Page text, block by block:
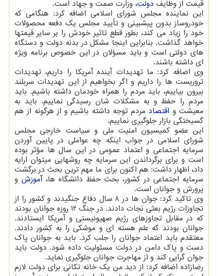
قیمت از وظایف دولت، وزارت صمت و جهاد است.
این نماینده مجلس شورای اسلامی اضافه کرد: هنگامی که
خودروساز بدون پیشبینی و تأیید مجلس یک دفعه محصولات
خود را زیاد می کند، بطور قطع تاثیر خودش را بر سایر قیمتها
خواهد گذاشت. بنابراین اینجا مشکل در بدنه دولت و دستگاه
های دولتی است و باید مسؤلان در این خصوص برنامه ویژه
ای داشته باشند.
وی اضافه کرد: ما تهدیدات آینده آمریکا را داریم، تهدیدات
تروریست ها را داریم و اگر بخواهیم از این تهدیدات سربلند
بیرون بیاییم، باید مردم را همراه خودمان داشته باشیم. باید
مردم را حفظ و به مشکلات شان رسیدگی نماییم. باید به
معیشت و اقتصاد مردم توجه داشته باشیم و از هرگونه از هم
گسیختگی بازار جلوگیری نماییم.
این عضو کمیسیون امنیت ملی و سیاست خارجی مجلس
شورای اسلامی در جواب اینکه چه عواملی در پایین آوردن
سرمایه اجتماعی و اعتماد عمومی در این سال ها مؤثر بوده
است و برای برگرداندن این سرمایه چه روشهایی میتوان ارایه
داد، اظهار داشت: هم اکنون برای ما مهم ترین بحث در برگشت
سرمایه اجتماعی در کشور، بحث حفظ دانشگاه ها،آموزش و
پرورش و جوانان است.
وی تاکید کرد: جوان ها در ۸ سال دفاع جنگیدند و کشور را از
تجاوزات رژیم بعثی نجات دادند. در جنگ ۱۲ روزه جوانان بودند
که در مقابل تجاوزهای رژیم صهیونیستی و آمریکا ایستادند.
جوانان بودند که علم هسته ای و موشکی را به کشور دادند.
معتقدم باید اعتماد جوانان را جلب کرد. باید به جوانان پاک
دست و پاک دامن در دولت مسئولیت داده شود. دولت باید
جوان گرایی کند و از مهاجرت جوانان جلوگیری نماید.
رضازاده اضافه کرد: از دید من یک خانه تکانی برای دولت لازم